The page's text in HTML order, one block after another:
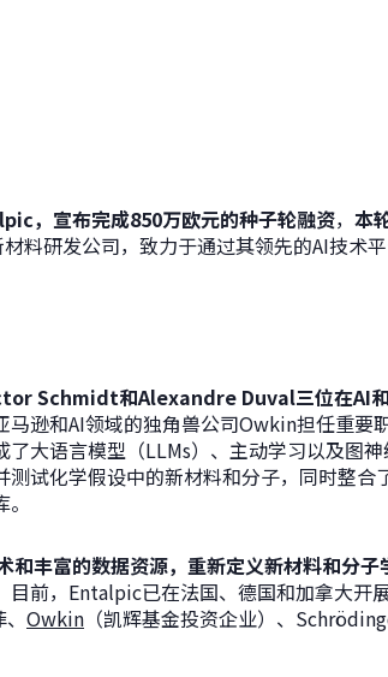
，宣布完成850万欧元的种子轮融资， 本
料研发公司，致力于通过其领先的AI技术
Schmidt和Alexandre Duval三位在AI
马逊和AI领域的独角兽公司Owkin担任重要
大语言模型（LLMs）、主动学习以及图
试化学假设中的新材料和分子，同时整合
丰富的数据资源，重新定义新材料和分
目前，Entalpic已在法国、德国和加拿大开
Owkin （凯辉基金投资企业）、